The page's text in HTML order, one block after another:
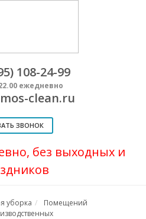
108-24-99
ежедневно
clean.ru
ЗВОНОК
без выходных и
уборка
Помещений